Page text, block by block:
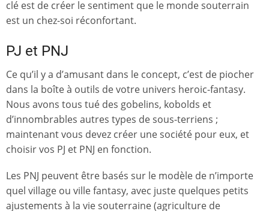
clé est de créer le sentiment que le monde souterrain
est un chez-soi réconfortant.
PJ et PNJ
Ce qu’il y a d’amusant dans le concept, c’est de piocher
dans la boîte à outils de votre univers heroic-fantasy.
Nous avons tous tué des gobelins, kobolds et
d’innombrables autres types de sous-terriens ;
maintenant vous devez créer une société pour eux, et
choisir vos PJ et PNJ en fonction.
Les PNJ peuvent être basés sur le modèle de n’importe
quel village ou ville fantasy, avec juste quelques petits
ajustements à la vie souterraine (agriculture de